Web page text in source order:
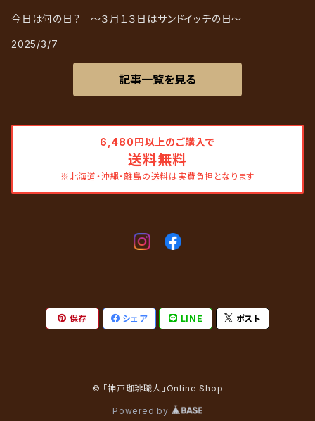
今日は何の日？ ～３月１３日はサンドイッチの日～
2025/3/7
記事一覧を見る
6,480円以上のご購入で
送料無料
※北海道・沖縄・離島の送料は実費負担となります
保存 シェア LINE ポスト
© 「神戸珈琲職人」Online Shop
Powered by